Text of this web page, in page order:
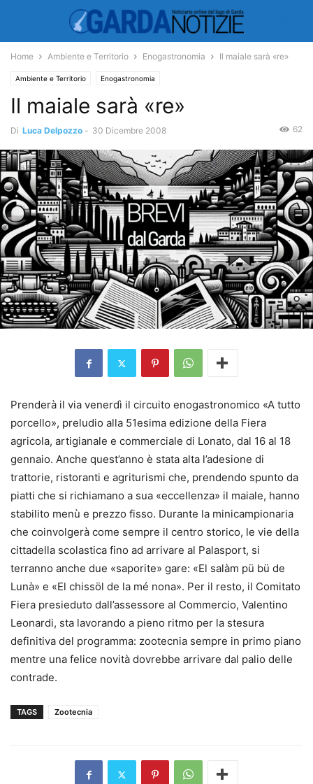
Home Ambiente e Territorio Enogastronomia Il maiale sarà «re»
Ambiente e Territorio Enogastronomia
Il maiale sarà «re»
Di Luca Delpozzo - 30 Dicembre 2008 62
Prenderà il via venerdì il circuito enogastronomico «A tutto
porcello», preludio alla 51esima edizione della Fiera
agricola, artigianale e commerciale di Lonato, dal 16 al 18
gennaio. Anche quest’anno è stata alta l’adesione di
trattorie, ristoranti e agriturismi che, prendendo spunto da
piatti che si richiamano a sua «eccellenza» il maiale, hanno
stabilito menù e prezzo fisso. Durante la minicampionaria
che coinvolgerà come sempre il centro storico, le vie della
cittadella scolastica fino ad arrivare al Palasport, si
terranno anche due «saporite» gare: «El salàm pü bü de
Lunà» e «El chissöl de la mé nona». Per il resto, il Comitato
Fiera presieduto dall’assessore al Commercio, Valentino
Leonardi, sta lavorando a pieno ritmo per la stesura
definitiva del programma: zootecnia sempre in primo piano
mentre una felice novità dovrebbe arrivare dal palio delle
contrade.
TAGS Zootecnia